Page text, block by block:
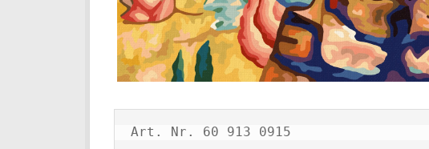
Art. Nr. 60 913 0915